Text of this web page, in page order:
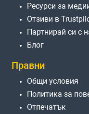
Ресурси за
Отзиви в
Партнирай си с
Блог
Правни
Общи условия
Политика за
Отпечатък